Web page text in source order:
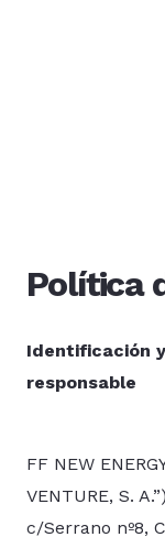
Política
Identificación
responsable
FF NEW
VENTURE, S.
c/Serrano nº8,